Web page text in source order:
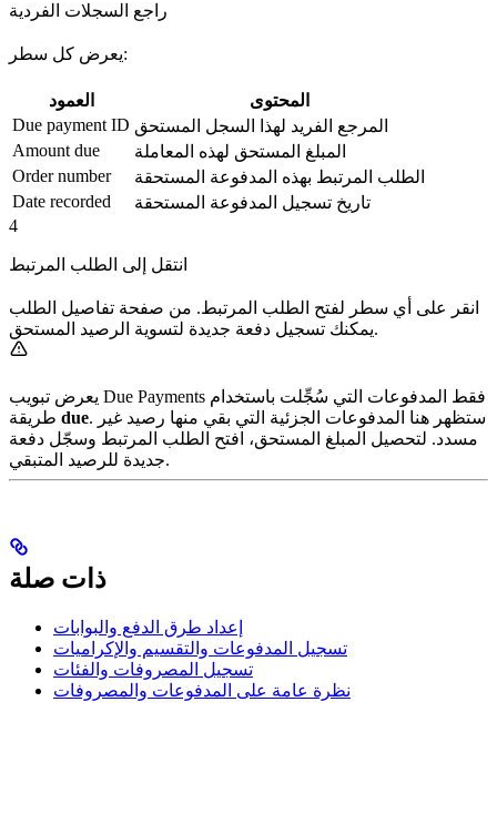
راجع السجلات الفردية
يعرض كل سطر:
العمود
المحتوى
Due payment ID المرجع الفريد لهذا السجل المستحق
Amount due
المبلغ المستحق لهذه المعاملة
Order number
الطلب المرتبط بهذه المدفوعة المستحقة
Date recorded
تاريخ تسجيل المدفوعة المستحقة
4
انتقل إلى الطلب المرتبط
انقر على أي سطر لفتح الطلب المرتبط. من صفحة تفاصيل الطلب
يمكنك تسجيل دفعة جديدة لتسوية الرصيد المستحق.
يعرض تبويب Due Payments فقط المدفوعات التي سُجِّلت باستخدام
due. ستظهر هنا المدفوعات الجزئية التي بقي منها رصيد غير
مسدد. لتحصيل المبلغ المستحق، افتح الطلب المرتبط وسجّل دفعة
جديدة للرصيد المتبقي.
ذات صلة
إعداد طرق الدفع والبوابات
تسجيل المدفوعات والتقسيم والإكراميات
تسجيل المصروفات والفئات
نظرة عامة على المدفوعات والمصروفات